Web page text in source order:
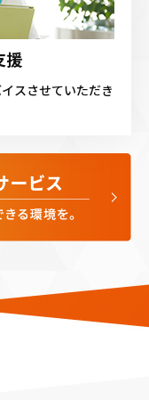
援
スさせていただき